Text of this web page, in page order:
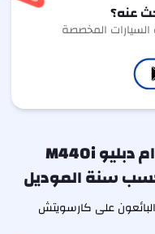
عنه؟
السيارات المخصصة
قارن أسعار سيارات بي ام دبليو M440i
سنة الموديل
البائعون على كارسويتش